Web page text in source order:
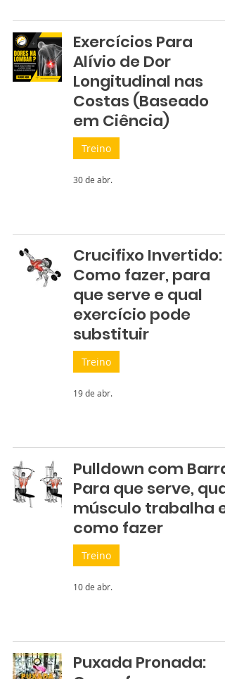
Exercícios Para
Alívio de Dor
Longitudinal nas
Costas (Baseado
em Ciência)
Treino
30 de abr.
Crucifixo Invertido:
Como fazer, para
que serve e qual
exercício pode
substituir
Treino
19 de abr.
Pulldown com Barra:
Para que serve, qual
músculo trabalha e
como fazer
Treino
10 de abr.
Puxada Pronada: